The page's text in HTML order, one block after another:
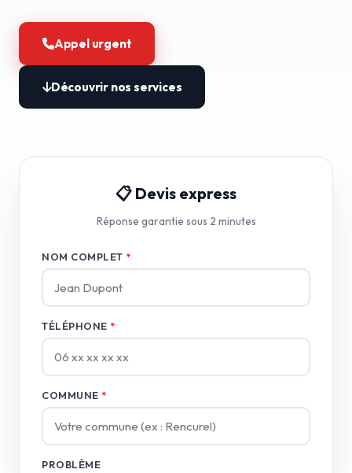
Appel urgent
Découvrir nos services
📋 Devis express
Réponse garantie sous 2 minutes
NOM COMPLET *
TÉLÉPHONE *
COMMUNE *
PROBLÈME